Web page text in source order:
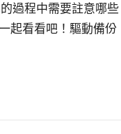
過程中需要註意哪些
起看看吧！驅動備份